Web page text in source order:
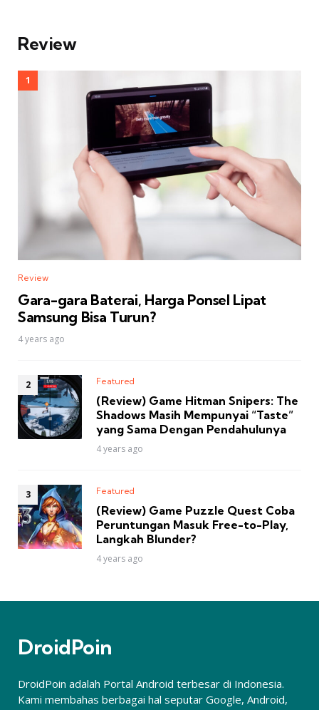
Review
Review
Gara-gara Baterai, Harga Ponsel Lipat
Samsung Bisa Turun?
4 years ago
Featured
(Review) Game Hitman Snipers: The
Shadows Masih Mempunyai “Taste”
yang Sama Dengan Pendahulunya
4 years ago
Featured
(Review) Game Puzzle Quest Coba
Peruntungan Masuk Free-to-Play,
Langkah Blunder?
4 years ago
DroidPoin
DroidPoin adalah Portal Android terbesar di Indonesia.
Kami membahas berbagai hal seputar Google, Android,